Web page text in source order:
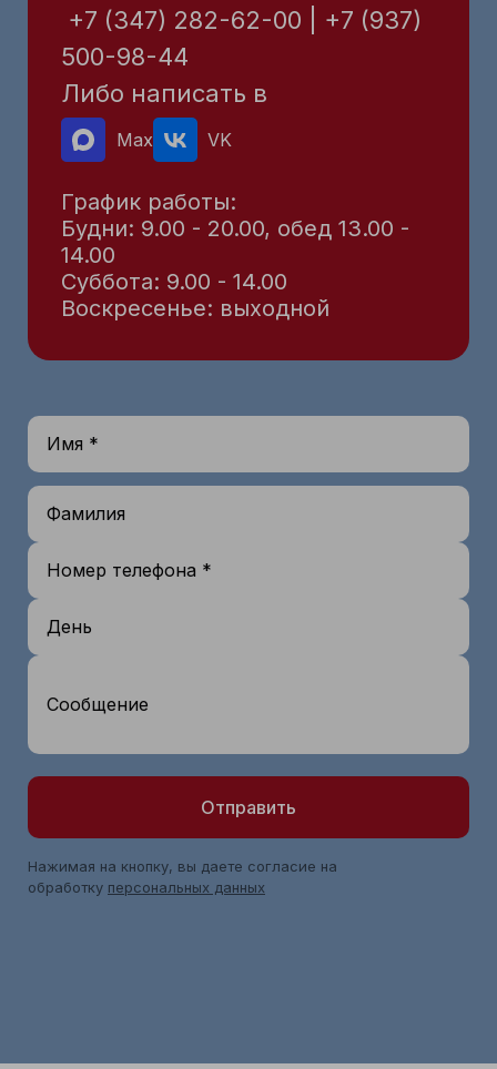
+7 (347) 282-62-00 | +7 (937)
500-98-44
Либо написать в
Max VK
График работы:
Будни: 9.00 - 20.00, обед 13.00 -
14.00
Суббота: 9.00 - 14.00
Воскресенье: выходной
Имя *
Фамилия
Номер телефона *
День
Сообщение
Отправить
Нажимая на кнопку, вы даете согласие на
обработку персональных данных